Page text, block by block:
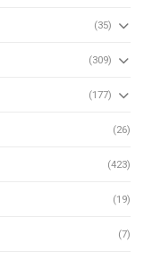
(35)
(309)
(177)
(26)
(423)
(19)
(7)